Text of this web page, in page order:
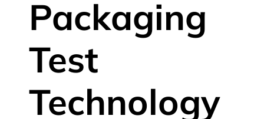
Packaging
Test
Technology